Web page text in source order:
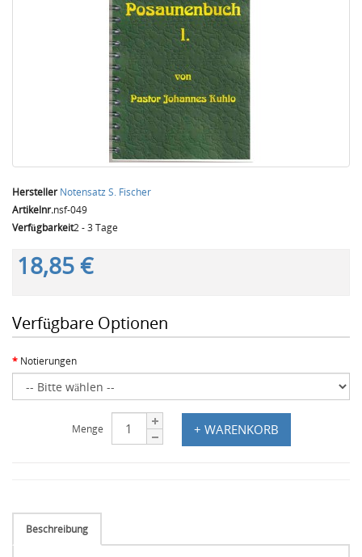
Hersteller Notensatz S. Fischer
Artikelnr.nsf-049
Verfügbarkeit2 - 3 Tage
18,85 €
Verfügbare Optionen
Notierungen
Menge + WARENKORB
Beschreibung